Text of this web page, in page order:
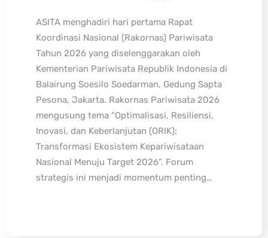
ASITA menghadiri hari pertama Rapat
Koordinasi Nasional (Rakornas) Pariwisata
Tahun 2026 yang diselenggarakan oleh
Kementerian Pariwisata Republik Indonesia di
Balairung Soesilo Soedarman, Gedung Sapta
Pesona, Jakarta. Rakornas Pariwisata 2026
mengusung tema “Optimalisasi, Resiliensi,
Inovasi, dan Keberlanjutan (ORIK):
Transformasi Ekosistem Kepariwisataan
Nasional Menuju Target 2026”. Forum
strategis ini menjadi momentum penting…